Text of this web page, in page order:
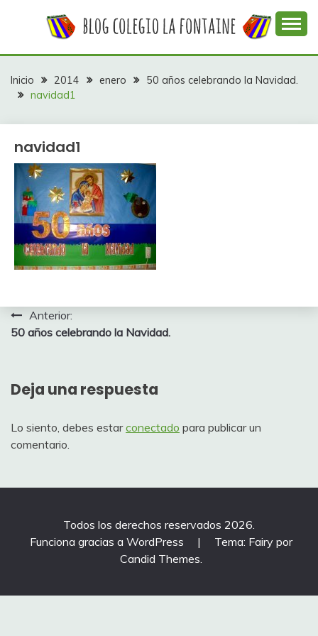
COLEGIO LA
FONTAINE
colegio La Fontaine
Inicio 2014 enero
50 años celebrando la Navidad.
navidad1
navidad1
Navegación
de
Anterior:
50 años celebrando la Navidad.
Deja una respuesta
Lo siento, debes estarconectado para publicar un
comentario.
Todos los derechos reservados 2026.
Funciona gracias a WordPress
|
Tema: Fairy por
Candid Themes